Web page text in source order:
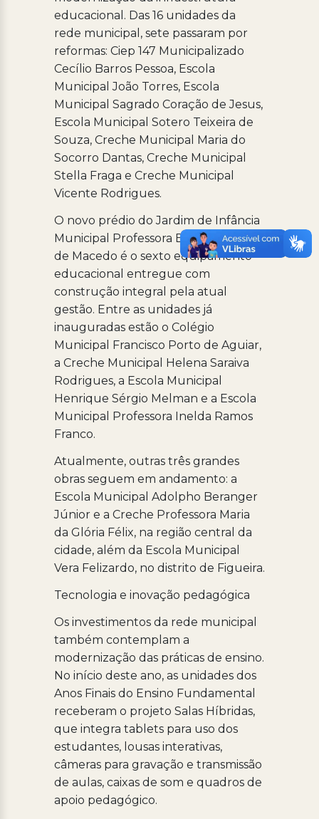
educacional. Das 16 unidades da
rede municipal, sete passaram por
reformas: Ciep 147 Municipalizado
Cecílio Barros Pessoa, Escola
Municipal João Torres, Escola
Municipal Sagrado Coração de Jesus,
Escola Municipal Sotero Teixeira de
Souza, Creche Municipal Maria do
Socorro Dantas, Creche Municipal
Stella Fraga e Creche Municipal
Vicente Rodrigues.
O novo prédio do Jardim de Infância
Municipal Professora Emília Corrêa
de Macedo é o sexto equipamento
educacional entregue com
construção integral pela atual
gestão. Entre as unidades já
inauguradas estão o Colégio
Municipal Francisco Porto de Aguiar,
a Creche Municipal Helena Saraiva
Rodrigues, a Escola Municipal
Henrique Sérgio Melman e a Escola
Municipal Professora Inelda Ramos
Franco.
Atualmente, outras três grandes
obras seguem em andamento: a
Escola Municipal Adolpho Beranger
Júnior e a Creche Professora Maria
da Glória Félix, na região central da
cidade, além da Escola Municipal
Vera Felizardo, no distrito de Figueira.
Tecnologia e inovação pedagógica
Os investimentos da rede municipal
também contemplam a
modernização das práticas de ensino.
No início deste ano, as unidades dos
Anos Finais do Ensino Fundamental
receberam o projeto Salas Híbridas,
que integra tablets para uso dos
estudantes, lousas interativas,
câmeras para gravação e transmissão
de aulas, caixas de som e quadros de
apoio pedagógico.